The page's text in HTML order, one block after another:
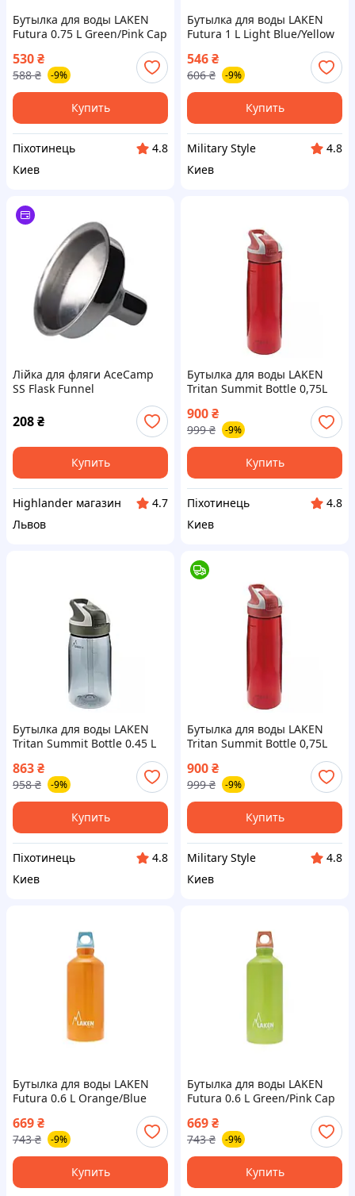
Бутылка для воды LAKEN
Futura 0.75 L Green/Pink Cap
530₴
588 ₴ -9%
Купить
Піхотинець
4.8
Киев
Бутылка для воды LAKEN
Futura 1 L Light Blue/Yellow
546₴
606 ₴ -9%
Купить
Military Style
4.8
Киев
Лійка для фляги AceCamp
SS Flask Funnel
208₴
Купить
Highlander магазин
4.7
Львов
Бутылка для воды LAKEN
Tritan Summit Bottle 0,75L
900₴
999 ₴ -9%
Купить
Піхотинець
4.8
Киев
Бутылка для воды LAKEN
Tritan Summit Bottle 0.45 L
863₴
958 ₴ -9%
Купить
Піхотинець
4.8
Киев
Бутылка для воды LAKEN
Tritan Summit Bottle 0,75L
900₴
999 ₴ -9%
Купить
Military Style
4.8
Киев
Бутылка для воды LAKEN
Futura 0.6 L Orange/Blue
669₴
743 ₴ -9%
Купить
Бутылка для воды LAKEN
Futura 0.6 L Green/Pink Cap
669₴
743 ₴ -9%
Купить